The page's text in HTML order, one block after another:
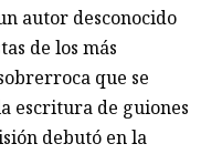
autor desconocido
de los más
que se
escritura de guiones
debutó en la